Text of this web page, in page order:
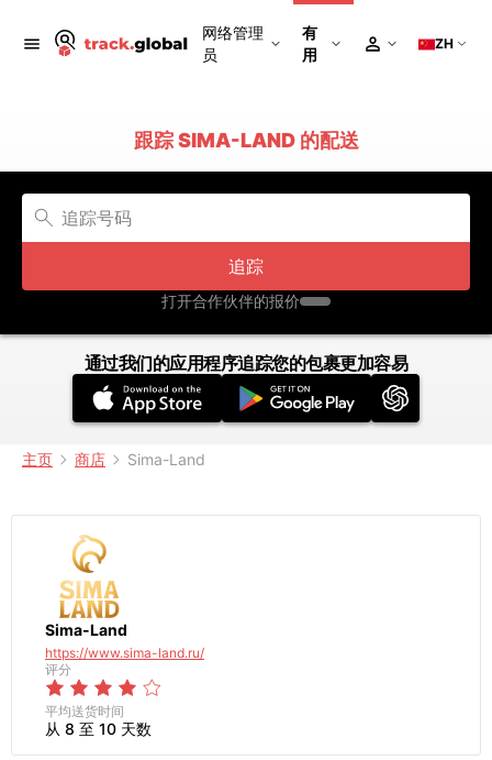
网络管理
员
有
用
ZH
跟踪 SIMA-LAND 的配送
追踪
打开合作伙伴的报价
通过我们的应用程序追踪您的包裹更加容易
主页 商店 Sima-Land
Sima-Land
https://www.sima-land.ru/
评分
平均送货时间
从 8 至 10 天数